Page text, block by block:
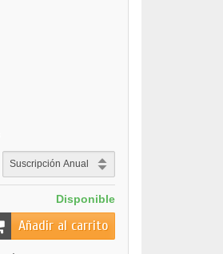
Disponible
Añadir al carrito